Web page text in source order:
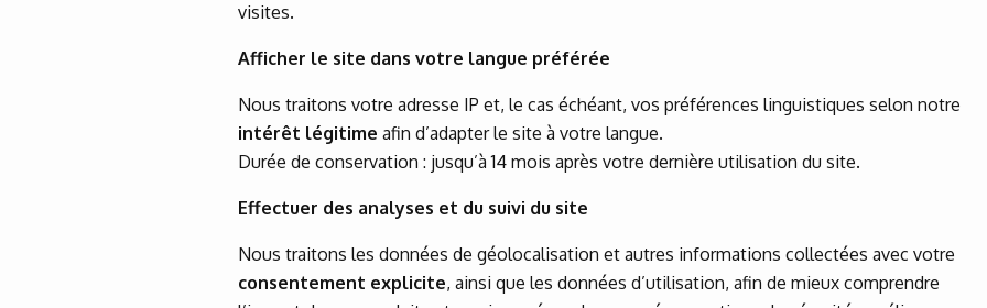
visites.
Afficher le site dans votre langue préférée
Nous traitons votre adresse IP et, le cas échéant, vos préférences linguistiques selon notre
intérêt légitime afin d’adapter le site à votre langue.
Durée de conservation : jusqu’à 14 mois après votre dernière utilisation du site.
Effectuer des analyses et du suivi du site
Nous traitons les données de géolocalisation et autres informations collectées avec votre
consentement explicite, ainsi que les données d’utilisation, afin de mieux comprendre